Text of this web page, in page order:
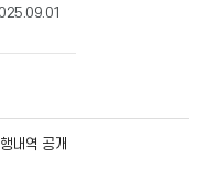
내역 공개